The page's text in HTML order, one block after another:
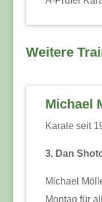
Weitere
Michael
Karate seit
3. Dan
Michael
Montag für